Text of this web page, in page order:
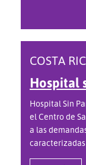
COSTA
Hospital
Hospital Sin
el Centro de
a las
caracterizadas